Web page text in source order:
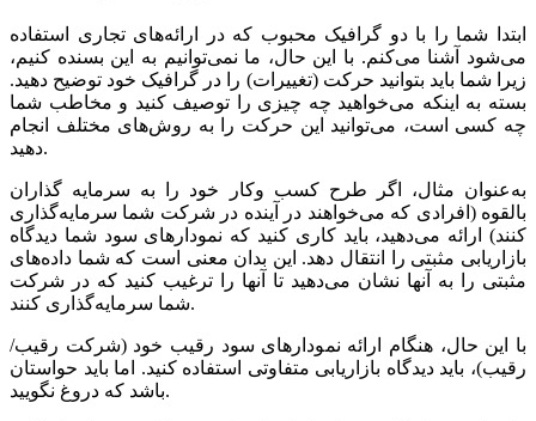
ابتدا شما را با دو گرافیک محبوب که در ارائه‌های تجاری استفاده
می‌شود آشنا می‌کنم. با این حال، ما نمی‌توانیم به این بسنده کنیم،
زیرا شما باید بتوانید حرکت (تغییرات) را در گرافیک خود توضیح دهید.
بسته به اینکه می‌خواهید چه چیزی را توصیف ‌کنید و مخاطب شما
چه کسی است، می‌توانید این حرکت را به روش‌های مختلف انجام
دهید.
به‌عنوان مثال، اگر طرح کسب ‌وکار خود را به سرمایه ‌گذاران
بالقوه (افرادی که می‌خواهند در آینده در شرکت شما سرمایه‌گذاری
کنند) ارائه می‌دهید، باید کاری کنید که نمودارهای سود شما دیدگاه
بازاریابی مثبتی را انتقال دهد. این بدان معنی است که شما داده‌های
مثبتی را به آنها نشان می‌دهید تا آنها را ترغیب کنید که در شرکت
شما سرمایه‌گذاری کنند.
با این حال، هنگام ارائه نمودارهای سود رقیب خود (شرکت رقیب/
رقیب)، باید دیدگاه بازاریابی متفاوتی استفاده کنید. اما باید حواستان
باشد که دروغ نگویید.